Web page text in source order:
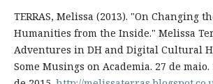
TERRAS, Melissa (2013). "On Changing
Humanities from the Inside." Melissa
Adventures in DH and Digital Cultural
Some Musings on Academia. 27 de